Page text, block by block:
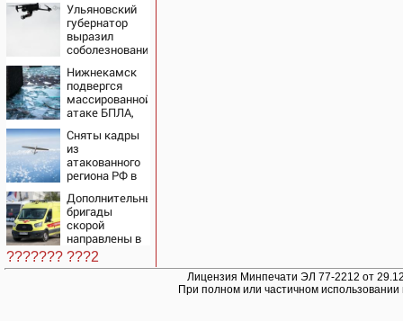
массированной
атаки БПЛА
Ульяновский
губернатор
выразил
соболезнования
погибших в
Нижнекамске
Нижнекамск
подвергся
массированной
атаке БПЛА,
Сняты кадры
из
атакованного
региона РФ в
границы
Дополнительные
бригады
скорой
направлены в
Нижнекамск
для помощи
??????? ???2
Лицензия Минпечати ЭЛ 77-2212 от
При полном или частичном